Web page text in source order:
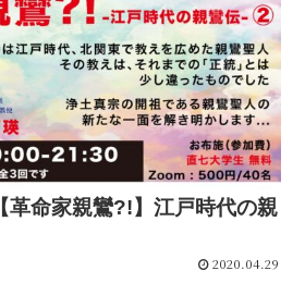
革命家親鸞?!】江戸時代の親
2020.04.29